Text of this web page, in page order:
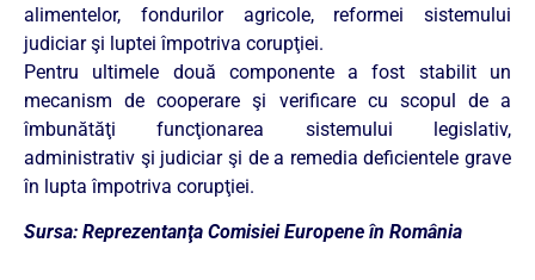
alimentelor, fondurilor agricole, reformei sistemului
judiciar şi luptei împotriva corupţiei.
Pentru ultimele două componente a fost stabilit un
mecanism de cooperare şi verificare cu scopul de a
îmbunătăţi funcţionarea sistemului legislativ,
administrativ şi judiciar şi de a remedia deficientele grave
în lupta împotriva corupţiei.
Sursa: Reprezentanţa Comisiei Europene în România